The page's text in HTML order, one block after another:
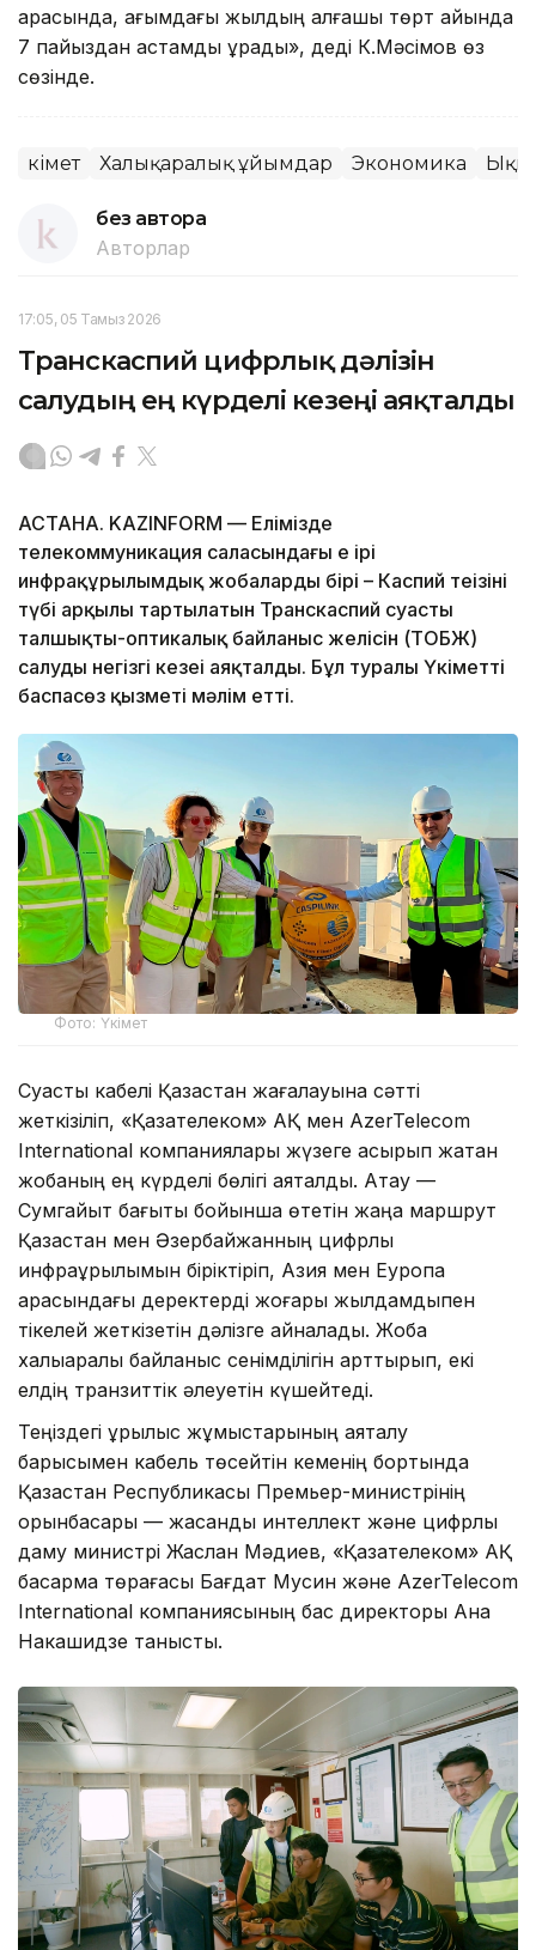
арқасында, ағымдағы жылдың алғашқы төрт айында
7 пайыздан астамды құрады», деді К.Мәсімов өз
сөзінде.
Үкімет Халықаралық ұйымдар Экономика
без автора
Авторлар
17:05, 05 Тамыз 2026
Транскаспий цифрлық дәлізін
салудың ең күрделі кезеңі аяқталды
АСТАНА. KAZINFORM — Елімізде
телекоммуникация саласындағы ең ірі
инфрақұрылымдық жобалардың бірі – Каспий теңізінің
түбі арқылы тартылатын Транскаспий суасты
талшықты-оптикалық байланыс желісін (ТОБЖ)
салудың негізгі кезеңі аяқталды. Бұл туралы Үкіметтің
баспасөз қызметі мәлім етті.
Фото: Үкімет
Суасты кабелі Қазақстан жағалауына сәтті
жеткізіліп, «Қазақтелеком» АҚ мен AzerTelecom
International компаниялары жүзеге асырып жатқан
жобаның ең күрделі бөлігі аяқталды. Ақтау —
Сумгайыт бағыты бойынша өтетін жаңа маршрут
Қазақстан мен Әзербайжанның цифрлық
инфрақұрылымын біріктіріп, Азия мен Еуропа
арасындағы деректерді жоғары жылдамдықпен
тікелей жеткізетін дәлізге айналады. Жоба
халықаралық байланыс сенімділігін арттырып, екі
елдің транзиттік әлеуетін күшейтеді.
Теңіздегі құрылыс жұмыстарының аяқталу
барысымен кабель төсейтін кеменің бортында
Қазақстан Республикасы Премьер-министрінің
орынбасары — жасанды интеллект және цифрлық
даму министрі Жаслан Мәдиев, «Қазақтелеком» АҚ
басқарма төрағасы Бағдат Мусин және AzerTelecom
International компаниясының бас директоры Ана
Накашидзе танысты.